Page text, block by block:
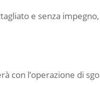
e senza
con l’operazione di